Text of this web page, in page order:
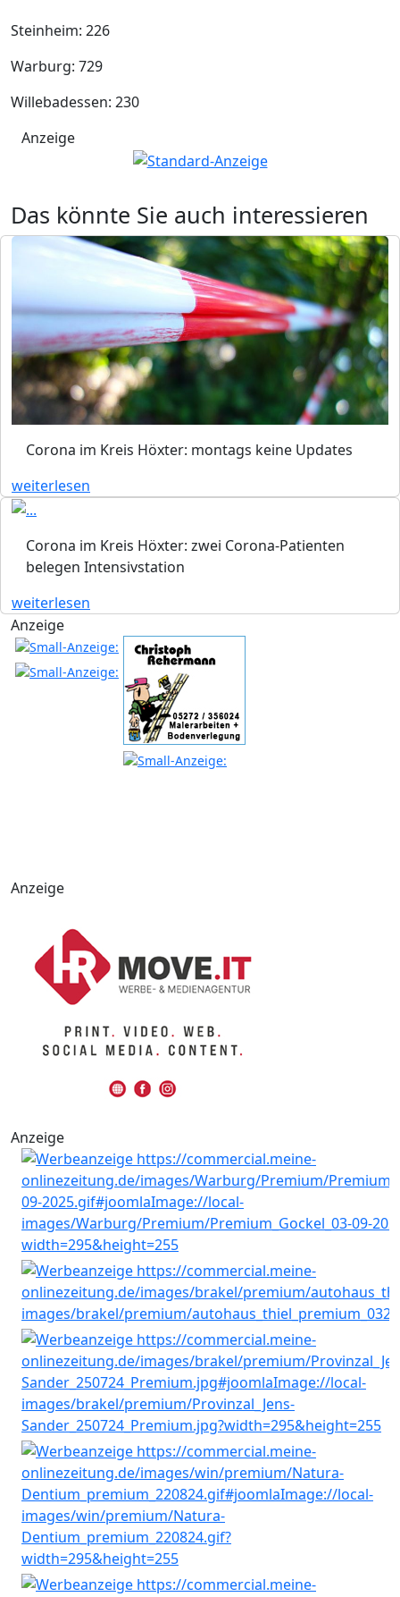
Steinheim: 226
Warburg: 729
Willebadessen: 230
Anzeige
Das könnte Sie auch interessieren
Corona im Kreis Höxter: montags keine Updates
weiterlesen
Corona im Kreis Höxter: zwei Corona-Patienten
belegen Intensivstation
weiterlesen
Anzeige
Anzeige
Anzeige